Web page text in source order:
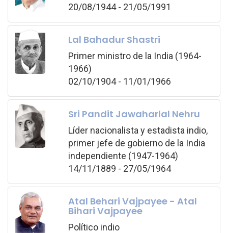
20/08/1944 - 21/05/1991
Lal Bahadur Shastri
Primer ministro de la India (1964-
1966)
02/10/1904 - 11/01/1966
Sri Pandit Jawaharlal Nehru
Líder nacionalista y estadista indio,
primer jefe de gobierno de la India
independiente (1947-1964)
14/11/1889 - 27/05/1964
Atal Behari Vajpayee - Atal
Bihari Vajpayee
Político indio